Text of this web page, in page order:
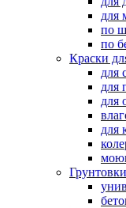
для
по
по
Краски
для
для
для
для
Грунтовки